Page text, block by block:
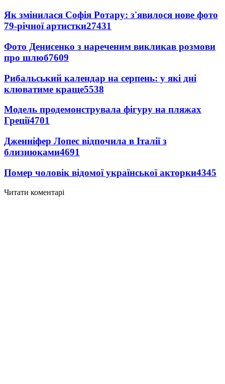
Як змінилася Софія Ротару: з'явилося нове фото
79-річної артистки27431
Фото Денисенко з нареченим викликав розмови
про шлюб7609
Рибальський календар на серпень: у які дні
клюватиме краще5538
Модель продемонструвала фігуру на пляжах
Греції4701
Дженніфер Лопес відпочила в Італії з
близнюками4691
Помер чоловік відомої української акторки4345
Читати коментарі